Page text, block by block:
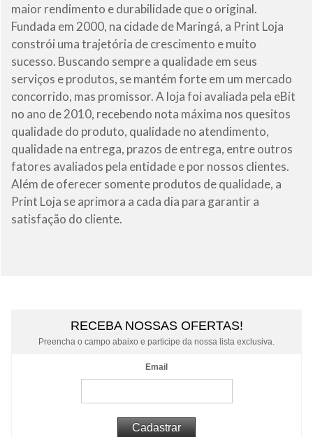
maior rendimento e durabilidade que o original.
Fundada em 2000, na cidade de Maringá, a Print Loja
constrói uma trajetória de crescimento e muito
sucesso. Buscando sempre a qualidade em seus
serviços e produtos, se mantém forte em um mercado
concorrido, mas promissor. A loja foi avaliada pela eBit
no ano de 2010, recebendo nota máxima nos quesitos
qualidade do produto, qualidade no atendimento,
qualidade na entrega, prazos de entrega, entre outros
fatores avaliados pela entidade e por nossos clientes.
Além de oferecer somente produtos de qualidade, a
Print Loja se aprimora a cada dia para garantir a
satisfação do cliente.
RECEBA NOSSAS OFERTAS!
Preencha o campo abaixo e participe da nossa lista exclusiva.
Email